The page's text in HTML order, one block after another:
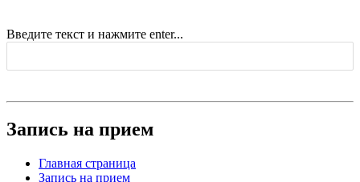
Введите текст и нажмите enter...
Запись на прием
Главная страница
Запись на прием